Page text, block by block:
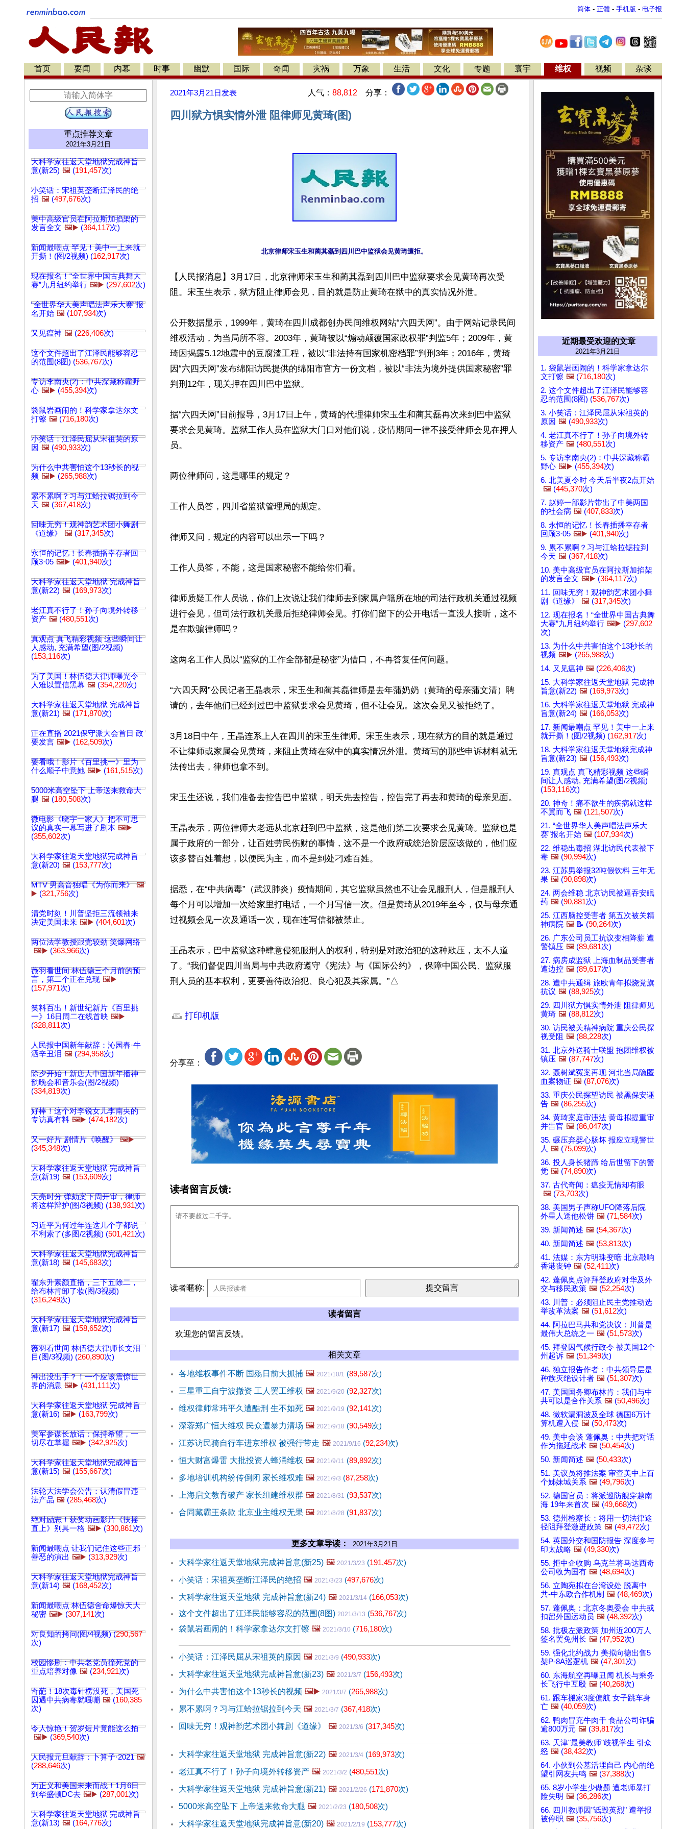
简体 - 正體 - 手机版 - 电子报
首页 要闻 内幕 时事 幽默 国际 奇闻 灾祸 万象 生活 文化 专题 寰宇 维权 视频 杂谈
重点推荐文章
2021年3月21日
大科学家往返天堂地狱完成神旨
意(新25) 🖼️ (191,457次)
小笑话：宋祖英垄断江泽民的绝
招 🖼️ (497,676次)
美中高级官员在阿拉斯加掐架的
发言全文 🖼️▶️ (364,117次)
新闻最嘲点 罕见！美中一上来就
开撕！(图/2视频) (162,917次)
现在报名！“全世界中国古典舞大
赛”九月纽约举行 🖼️▶️ (297,602次)
“全世界华人美声唱法声乐大赛”报
名开始 🖼️ (107,934次)
又见瘟神 🖼️(226,406次)
这个文件超出了江泽民能够容忍
的范围(8图) (536,767次)
专访李南央(2)：中共深藏称霸野
心 🖼️▶️ (455,394次)
袋鼠岩画闹的！科学家拿达尔文
打镲 🖼️ (716,180次)
小笑话：江泽民屈从宋祖英的原
因 🖼️ (490,933次)
为什么中共害怕这个13秒长的视
频 🖼️▶️ (265,988次)
累不累啊？习与江蛤拉锯拉到今
天 🖼️ (367,418次)
回味无穷！观神韵艺术团小舞剧
《道缘》
🖼️ (317,345次)
永恒的记忆！长春插播幸存者回
顾3·05 🖼️▶️ (401,940次)
大科学家往返天堂地狱 完成神旨
意(新22) 🖼️ (169,973次)
老江真不行了！孙子向境外转移
资产 🖼️ (480,551次)
真观点 真飞精彩视频 这些瞬间让
人感动, 充满希望(图/2视频)
(153,116次)
为了美国！林伍德大律师曝光令
人难以置信黑幕 🖼️ (354,220次)
大科学家往返天堂地狱 完成神旨
意(新21) 🖼️ (171,870次)
正在直播 2021保守派大会首日 政
要发言 🖼️▶️ (162,509次)
要看哦！影片《百里挑一》里为
什么顺子中意她 🖼️▶️ (161,515次)
5000米高空坠下 上帝送来救命大
腿 🖼️ (180,508次)
微电影《晓宇一家人》把不可思
议的真实一幕写进了剧本 🖼️▶️
(355,602次)
大科学家往返天堂地狱完成神旨
意(新20) 🖼️ (153,777次)
MTV 男高音独唱《为你而来》 🖼️
▶️ (321,756次)
清党时刻！川普坚拒三流领袖来
决定美国未来 🖼️▶️ (404,601次)
两位法学教授跟党较劲 笑爆网络
🖼️▶️ (363,966次)
薇羽看世间 林伍德三个月前的预
言，第二个正在兑现 🖼️▶️
(157,971次)
笑料百出！新世纪新片《百里挑
一》16日周二在线首映 🖼️▶️
(328,811次)
人民报中国新年献辞：沁园春·牛
洒辛丑泪 🖼️ (294,958次)
除夕开始！新唐人中国新年播神
韵晚会和音乐会(图/2视频)
(334,819次)
好棒！这个对李锐女儿李南央的
专访真有料 🖼️▶️ (474,182次)
又一好片 剧情片《唤醒》 🖼️▶️
(345,348次)
大科学家往返天堂地狱 完成神旨
意(新19) 🖼️ (153,609次)
天亮时分 弹劾案下周开审，律师
将这样辩护(图/3视频) (138,931次)
习近平为何过年连这几个字都说
不利索了(多图/2视频) (501,421次)
大科学家往返天堂地狱完成神旨
意(新18) 🖼️ (145,683次)
翟东升素颜直播，三下五除二，
给布林肯卸了妆(图/3视频)
(316,249次)
大科学家往返天堂地狱完成神旨
意(新17) 🖼️ (158,652次)
薇羽看世间 林伍德大律师长文泪
目(图/3视频) (260,890次)
神出没出手？！一个应该震惊世
界的消息 🖼️▶️ (431,111次)
大科学家往返天堂地狱 完成神旨
意(新16) 🖼️▶️ (163,799次)
美军参谋长放话：保持希望，一
切尽在掌握 🖼️▶️ (342,925次)
大科学家往返天堂地狱完成神旨
意(新15) 🖼️ (155,667次)
法轮大法学会公告：认清假冒违
法产品 🖼️ (285,468次)
绝对励志！获奖动画影片《扶摇
直上》别具一格 🖼️▶️ (330,861次)
新闻最嘲点 让我们记住这些正邪
善恶的演出 🖼️▶️ (313,929次)
大科学家往返天堂地狱完成神旨
意(新14) 🖼️ (168,452次)
新闻最嘲点 林伍德舍命爆惊天大
秘密 🖼️▶️ (307,141次)
对良知的拷问(图/4视频) (290,567
次)
校园惨剧：中共老党员撞死党的
重点培养对像 🖼️ (234,921次)
奇葩！18次毒针楞没死，美国死
囚遇中共病毒就嘎嘣 🖼️ (160,385
次)
令人惊艳！贺岁短片竟能这么拍
🖼️▶️ (369,540次)
人民报元旦献辞：卜算子·2021 🖼️
(288,646次)
为正义和美国未来而战！1月6日
到华盛顿DC去 🖼️▶️ (287,001次)
大科学家往返天堂地狱 完成神旨
意(新13) 🖼️ (164,776次)
2021年3月21日 发表 人气： 88,812 分享：
四川狱方惧实情外泄 阻律师见黄琦(图)
【人民报消息】3月17日，北京律师宋玉生和蔺其磊到四川巴中监狱要求会见黄琦再次受
阻。宋玉生表示，狱方阻止律师会见，目的就是防止黄琦在狱中的真实情况外泄。
公开数据显示，1999年，黄琦在四川成都创办民间维权网站“六四天网”。由于网站记录民间
维权活动，为当局所不容。2003年，黄琦被以“煽动颠覆国家政权罪”判监5年；2009年，黄
琦因揭露5.12地震中的豆腐渣工程，被以“非法持有国家机密档罪”判刑3年；2016年，黄琦
因“六四天网”发布绵阳访民提供的绵阳市官方一份文档，被以“非法为境外提供国家秘密”罪
判刑12年，现关押在四川巴中监狱。
据“六四天网”日前报导，3月17日上午，黄琦的代理律师宋玉生和蔺其磊再次来到巴中监狱
要求会见黄琦。监狱工作人员在监狱大门口对他们说，疫情期间一律不接受律师会见在押人
员。
两位律师问，这是哪里的规定？
工作人员答，四川省监狱管理局的规定。
律师又问，规定的内容可以出示一下吗？
工作人员答，不能，这是国家秘密不能给你们看。
律师质疑工作人员说，你们上次说让我们律师去到家属户籍所在地的司法行政机关通过视频
进行会见，但司法行政机关最后拒绝律师会见。打你们留下的公开电话一直没人接听，这不
是在欺骗律师吗？
这两名工作人员以“监狱的工作全部都是秘密”为借口，不再答复任何问题。
“六四天网”公民记者王晶表示，宋玉生和蔺其磊律师是去年蒲奶奶（黄琦的母亲蒲文清）聘
请的，去年他们已经到过巴中监狱要求会见黄琦，但不让会见。这次会见又被拒绝了。
3月18日中午，王晶连系上人在四川的宋玉生律师。宋玉生表示，现在狱方的目的就是通过
不让律师或家属会见黄琦，来阻止黄琦在狱中的真实情况外泄。黄琦写的那些申诉材料就无
法传出去，律师也拿不到。
宋玉生还说，我们准备去控告巴中监狱，明天先去控告，控告完了再去和黄琦的母亲见面。
王晶表示，两位律师大老远从北京赶到巴中监狱，这是他们第二次要求会见黄琦。监狱也是
属于政府的一部分，让百姓劳民伤财的事情，这不是一个政府或统治阶层应该做的，他们应
该多替百姓着想，以便民为主，而不是到处刁难百姓。
据悉，在“中共病毒”（武汉肺炎）疫情期间，其它监狱虽然也不让会见服刑人，但是服刑人
每个月可以增加一次给家里打电话，一个月写信一次。但是黄琦从2019年至今，仅与母亲通
过视频会见一次及通话一次，现在连写信都被禁止。
王晶表示，巴中监狱这种肆意侵犯服刑人的权利，特别是对政治犯的这种欺压，太不人道
了。“我们督促四川当局与中共政府遵守《宪法》与《国际公约》，保障中国公民、监狱服
刑人员的基本权利，更要善待政治犯、良心犯及其家属。”△
打印机版
分享至：
读者留言反馈:
读者暱称:
读者留言
欢迎您的留言反馈。
相关文章
各地维权事件不断 国殇日前大抓捕 🖼️ 2021/10/1 (89,587次)
三星重工自宁波撤资 工人罢工维权 🖼️ 2021/9/20 (92,327次)
维权律师常玮平久遭酷刑 生不如死 🖼️ 2021/9/19 (92,141次)
深蓉郑广恒大维权 民众遭暴力清场 🖼️ 2021/9/18 (90,549次)
江苏访民骑自行车进京维权 被强行带走 🖼️ 2021/9/16 (92,234次)
恒大财富爆雷 大批投资人蜂涌维权 🖼️ 2021/9/11 (89,892次)
多地培训机构纷传倒闭 家长维权难 🖼️ 2021/9/3 (87,258次)
上海启文教育破产 家长组建维权群 🖼️ 2021/8/31 (93,537次)
合同藏霸王条款 北京业主维权无果 🖼️ 2021/8/28 (91,837次)
更多文章导读： 2021年3月21日
大科学家往返天堂地狱完成神旨意(新25) 🖼️ 2021/3/23 (191,457次)
小笑话：宋祖英垄断江泽民的绝招 🖼️ 2021/3/23 (497,676次)
大科学家往返天堂地狱 完成神旨意(新24) 🖼️ 2021/3/14 (166,053次)
这个文件超出了江泽民能够容忍的范围(8图) 2021/3/13 (536,767次)
袋鼠岩画闹的！科学家拿达尔文打镲 🖼️ 2021/3/10 (716,180次)
小笑话：江泽民屈从宋祖英的原因 🖼️ 2021/3/9 (490,933次)
大科学家往返天堂地狱完成神旨意(新23) 🖼️ 2021/3/7 (156,493次)
为什么中共害怕这个13秒长的视频 🖼️▶️ 2021/3/7 (265,988次)
累不累啊？习与江蛤拉锯拉到今天 🖼️ 2021/3/7 (367,418次)
回味无穷！观神韵艺术团小舞剧《道缘》
🖼️ 2021/3/6 (317,345次)
大科学家往返天堂地狱 完成神旨意(新22) 🖼️ 2021/3/4 (169,973次)
老江真不行了！孙子向境外转移资产 🖼️ 2021/3/2 (480,551次)
大科学家往返天堂地狱 完成神旨意(新21) 🖼️ 2021/2/26 (171,870次)
5000米高空坠下 上帝送来救命大腿 🖼️ 2021/2/23 (180,508次)
大科学家往返天堂地狱完成神旨意(新20) 🖼️ 2021/2/19 (153,777次)
近期最受欢迎的文章
2021年3月21日
1. 袋鼠岩画闹的！科学家拿达尔
文打镲 🖼️ (716,180次)
2. 这个文件超出了江泽民能够容
忍的范围(8图) (536,767次)
3. 小笑话：江泽民屈从宋祖英的
原因 🖼️ (490,933次)
4. 老江真不行了！孙子向境外转
移资产 🖼️ (480,551次)
5. 专访李南央(2)：中共深藏称霸
野心 🖼️▶️ (455,394次)
6. 北美夏令时 今天后半夜2点开始
🖼️ (445,370次)
7. 赵婷一部影片带出了中美两国
的社会病 🖼️ (407,833次)
8. 永恒的记忆！长春插播幸存者
回顾3·05 🖼️▶️ (401,940次)
9. 累不累啊？习与江蛤拉锯拉到
今天 🖼️ (367,418次)
10. 美中高级官员在阿拉斯加掐架
的发言全文 🖼️▶️ (364,117次)
11. 回味无穷！观神韵艺术团小舞
剧《道缘》
🖼️ (317,345次)
12. 现在报名！“全世界中国古典舞
大赛”九月纽约举行 🖼️▶️ (297,602
次)
13. 为什么中共害怕这个13秒长的
视频 🖼️▶️ (265,988次)
14. 又见瘟神 🖼️ (226,406次)
15. 大科学家往返天堂地狱 完成神
旨意(新22) 🖼️ (169,973次)
16. 大科学家往返天堂地狱 完成神
旨意(新24) 🖼️ (166,053次)
17. 新闻最嘲点 罕见！美中一上来
就开撕！(图/2视频) (162,917次)
18. 大科学家往返天堂地狱完成神
旨意(新23) 🖼️ (156,493次)
19. 真观点 真飞精彩视频 这些瞬
间让人感动, 充满希望(图/2视频)
(153,116次)
20. 神奇！痛不欲生的疾病就这样
不翼而飞 🖼️ (121,507次)
21. “全世界华人美声唱法声乐大
赛”报名开始 🖼️ (107,934次)
22. 维稳出毒招 湖北访民代表被下
毒 🖼️ (90,994次)
23. 江苏男举报32吨假饮料 三年无
果 🖼️ (90,898次)
24. 两会维稳 北京访民被逼吞安眠
药 🖼️ (90,881次)
25. 江西脑控受害者 第五次被关精
神病院 🖼️ 📝 (90,264次)
26. 广东公司员工抗议变相降薪 遭
警镇压 🖼️ (89,681次)
27. 病房成监狱 上海血制品受害者
遭边控 🖼️ (89,617次)
28. 遭中共通缉 旅欧青年拟烧党旗
抗议 🖼️ (88,925次)
29. 四川狱方惧实情外泄 阻律师见
黄琦 🖼️ (88,812次)
30. 访民被关精神病院 重庆公民探
视受阻 🖼️ (88,228次)
31. 北京外送骑士联盟 抱团维权被
镇压 🖼️ (87,747次)
32. 聂树斌冤案再现 河北当局隐匿
血案物证 🖼️ (87,076次)
33. 重庆公民探望访民 被黑保安诬
告 🖼️ (86,255次)
34. 黄琦案庭审违法 黄母拟提重审
并告官 🖼️ (86,047次)
35. 碾压弃婴心肠坏 报应立现警世
人 🖼️ (75,099次)
36. 投人身长猪蹄 给后世留下的警
觉 🖼️ (74,890次)
37. 古代奇闻：瘟疫无情却有眼
🖼️ (73,703次)
38. 美国男子声称UFO降落后院
外星人送他松饼 🖼️ (71,584次)
39. 新闻简述 🖼️ (54,367次)
40. 新闻简述 🖼️ (53,813次)
41. 法媒：东方明珠变暗 北京敲响
香港丧钟 🖼️ (52,411次)
42. 蓬佩奥点评拜登政府对华及外
交与移民政策 🖼️ (52,254次)
43. 川普：必须阻止民主党推动选
举改革法案 🖼️ (51,612次)
44. 阿拉巴马共和党决议：川普是
最伟大总统之一 🖼️ (51,573次)
45. 拜登因气候行政令 被美国12个
州起诉 🖼️ (51,349次)
46. 独立报告作者：中共领导层是
种族灭绝设计者 🖼️ (51,307次)
47. 美国国务卿布林肯：我们与中
共可以是合作关系 🖼️ (50,496次)
48. 微软漏洞波及全球 德国6万计
算机遭入侵 🖼️ (50,473次)
49. 美中会谈 蓬佩奥：中共把对话
作为拖延战术 🖼️ (50,454次)
50. 新闻简述 🖼️ (50,433次)
51. 美议员将推法案 审查美中上百
个姊妹城关系 🖼️ (49,796次)
52. 德国官员：将派巡防舰穿越南
海 19年来首次 🖼️ (49,668次)
53. 德州检察长：将用一切法律途
径阻拜登激进政策 🖼️ (49,472次)
54. 英国外交和国防报告 深度参与
印太战略 🖼️ (49,330次)
55. 拒中企收购 乌克兰将马达西奇
公司收为国有 🖼️ (48,694次)
56. 立陶宛拟在台湾设处 脱离中
共-中东欧合作机制 🖼️ (48,469次)
57. 蓬佩奥：北京冬奥委会 中共或
扣留外国运动员 🖼️ (48,392次)
58. 批极左派政策 加州近200万人
签名罢免州长 🖼️ (47,952次)
59. 强化北约战力 美拟向德出售5
架P-8A巡逻机 🖼️ (47,301次)
60. 东海航空再曝丑闻 机长与乘务
长飞行中互殴 🖼️ (40,268次)
61. 跟车搬家3度偏航 女子跳车身
亡 🖼️ (40,059次)
62. 鸭肉冒充牛肉干 食品公司诈骗
逾800万元 🖼️ (39,817次)
63. 天津"最美教师"歧视学生 引众
怒 🖼️ (38,432次)
64. 小伙到公墓活埋自己 内心的绝
望引网友共鸣 🖼️ (37,388次)
65. 8岁小学生少做题 遭老师暴打
险失明 🖼️ (36,286次)
66. 四川教师因"诋毁英烈" 遭举报
被停职 🖼️ (35,756次)